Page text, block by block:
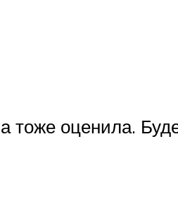
оценила.